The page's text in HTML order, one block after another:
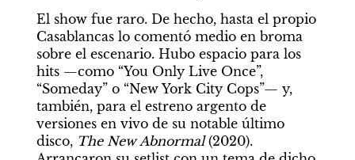
El show fue raro. De hecho, hasta el propio
Casablancas lo comentó medio en broma
sobre el escenario. Hubo espacio para los
hits —como “You Only Live Once”,
“Someday” o “New York City Cops”— y,
también, para el estreno argento de
versiones en vivo de su notable último
disco, The New Abnormal (2020).